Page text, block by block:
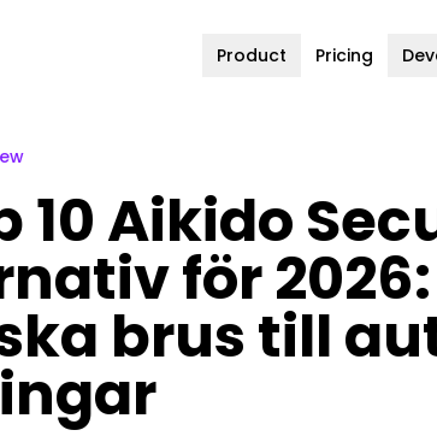
Product Pricing
10 Aikido
för
brus till